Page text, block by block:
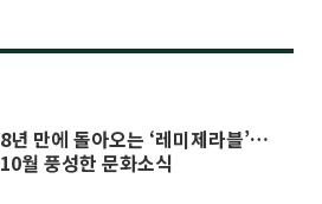
8년 만에 돌아오는 ‘레미제라블’…
10월 풍성한 문화소식